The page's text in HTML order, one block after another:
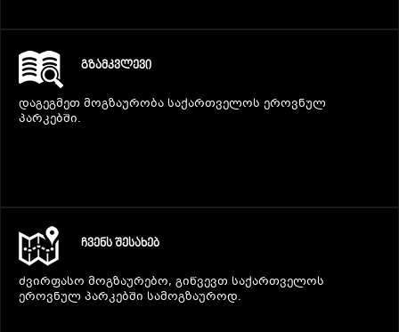
ᲒᲖᲐᲛᲙᲕᲚᲔᲕᲘ
დაგეგმეთ მოგზაურობა საქართველოს ეროვნულ
პარკებში.
ᲩᲕᲔᲜᲡ ᲨᲔᲡᲐᲮᲔᲑ
ძვირფასო მოგზაურებო, გიწვევთ საქართველოს
ეროვნულ პარკებში სამოგზაუროდ.